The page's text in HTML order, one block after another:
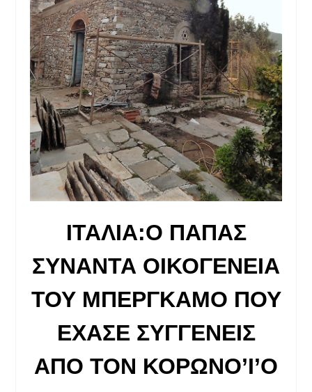
ΙΤΑΛΙΑ:Ο ΠΑΠΑΣ
ΣΥΝΑΝΤΑ ΟΙΚΟΓΕΝΕΙΑ
ΤΟΥ ΜΠΕΡΓΚΑΜΟ ΠΟΥ
ΕΧΑΣΕ ΣΥΓΓΕΝΕΙΣ
ΑΠΟ ΤΟΝ ΚΟΡΩΝΟ’Ι’Ο